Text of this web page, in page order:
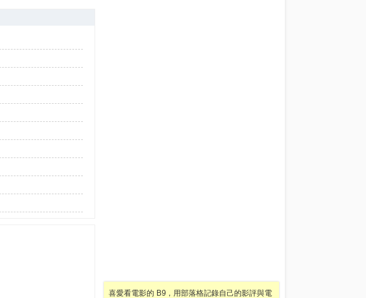
喜愛看電影的 B9，用部落格記錄自己的影評與電